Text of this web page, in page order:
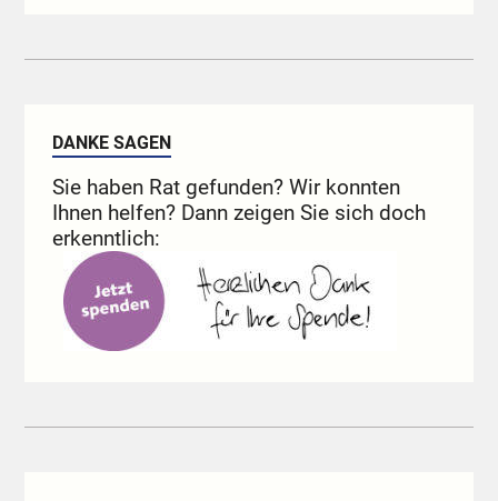
DANKE SAGEN
Sie haben Rat gefunden? Wir konnten
Ihnen helfen? Dann zeigen Sie sich doch
erkenntlich: